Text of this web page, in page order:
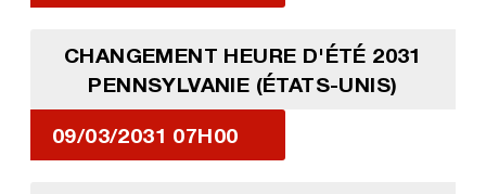
CHANGEMENT HEURE D'ÉTÉ 2031
PENNSYLVANIE (ÉTATS-UNIS)
09/03/2031 07H00